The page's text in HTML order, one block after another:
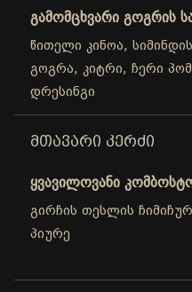
გამომცხვარი გოგრის
წითელი კინოა,
გოგრა, კიტრი, ჩერი
დრესინგი
ᲛᲗᲐᲕᲐᲠᲘ ᲙᲔᲠᲫᲘ
ყვავილოვანი
გირჩის თესლის
პიურე